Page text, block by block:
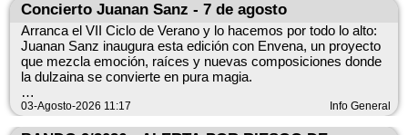
Concierto Juanan Sanz - 7 de agosto
Arranca el VII Ciclo de Verano y lo hacemos por todo lo alto:
Juanan Sanz inaugura esta edición con Envena, un proyecto
que mezcla emoción, raíces y nuevas composiciones donde
la dulzaina se convierte en pura magia.
03-Agosto-2026 11:17 Info General